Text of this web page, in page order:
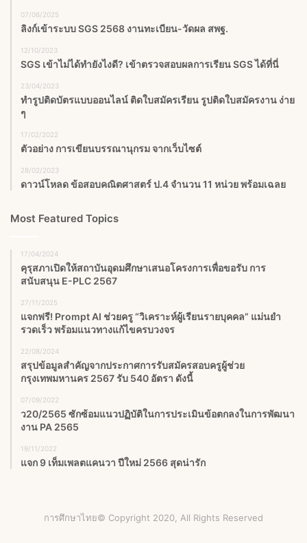
07/06/2025
ลิงก์เข้าระบบ SGS 2568 งานทะเบียน-วัดผล สพฐ.
12/10/2023
SGS เข้าไม่ได้ทำยังไงดี? เข้าตรวจสอบผลการเรียน SGS ได้ที่นี่
23/04/2023
ทำรูปติดบัตรแบบออนไลน์ ติดใบสมัครเรียน รูปติดใบสมัครงาน ง่าย
ๆ
17/02/2022
ตัวอย่าง การเขียนบรรณานุกรม จากเว็บไซต์
28/02/2023
ดาวน์โหลด ข้อสอบคณิตศาสตร์ ป.4 จำนวน 11 หน่วย พร้อมเฉลย
Most Featured Topics
17/04/2024
คุรุสภาเปิดให้สถาบันอุดมศึกษาเสนอโครงการเพื่อขอรับ การ
สนับสนุน E-PLC 2567
27/11/2025
แจกฟรี! Prompt AI ช่วยครู “วิเคราะห์ผู้เรียนรายบุคคล” แม่นยำ
รวดเร็ว พร้อมแนวทางแก้ไขครบวงจร
22/08/2024
สรุปข้อมูลสำคัญจากประกาศการรับสมัครสอบครูผู้ช่วย
กรุงเทพมหานคร 2567 รับ 540 อัตรา ดังนี้
07/09/2022
ว20/2565 ซักซ้อมแนวปฏิบัติในการประเมินข้อตกลงในการพัฒนา
งาน PA 2565
19/11/2022
แจก 9 เท็มเพลตแคนวา ปีใหม่ 2566 สุดน่ารัก
การศึกษาไทย© Copyright 2020, All Rights Reserved